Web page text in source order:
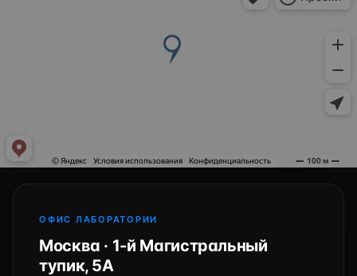
ОФИС ЛАБОРАТОРИИ
Москва · 1-й Магистральный
тупик, 5А